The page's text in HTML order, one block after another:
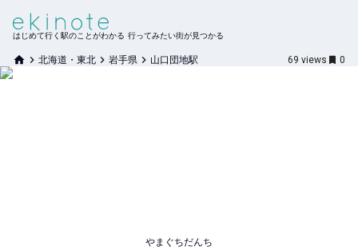
はじめて行く駅のことがわかる 行ってみたい街が見つかる
北海道・東北 岩手県 山口団地駅 69 views 0
やまぐちだんち